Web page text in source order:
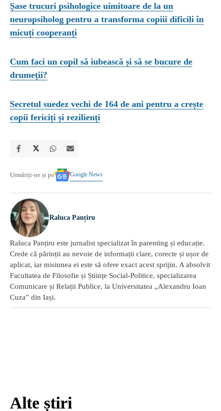
Șase trucuri psihologice uimitoare de la un
neuropsiholog pentru a transforma copiii dificili în
micuți cooperanți
Cum faci un copil să iubească și să se bucure de
drumeții?
Secretul suedez vechi de 164 de ani pentru a crește
copii fericiți și rezilienți
Urmăriți-ne și pe Google News
Raluca Panțiru
Raluca Panțiru este jurnalist specializat în parenting și educație.
Crede că părinții au nevoie de informații clare, corecte și ușor de
aplicat, iar misiunea ei este să ofere exact acest sprijin. A absolvit
Facultatea de Filosofie și Științe Social-Politice, specializarea
Comunicare și Relații Publice, la Universitatea „Alexandru Ioan
Cuza” din Iași.
Alte știri